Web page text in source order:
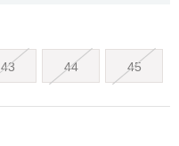
43 44 45